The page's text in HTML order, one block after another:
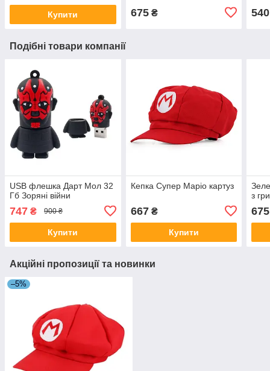
Купити 675₴ 540
Подібні товари компанії
USB флешка Дарт Мол 32
Гб Зоряні війни
747 ₴ 900 ₴
Купити
Кепка Супер Маріо картуз
667₴
Купити
з
675
Акційні пропозиції та новинки
–5%